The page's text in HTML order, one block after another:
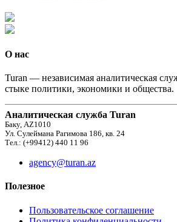
О нас
Turan — независимая аналитическая
стыке политики, экономики и общества.
Аналитическая служба Turan
Баку, AZ1010
Ул. Сулеймана Рагимова 186, кв. 24
Тел.: (+99412) 440 11 96
agency@turan.az
Полезное
Пользовательское соглашение